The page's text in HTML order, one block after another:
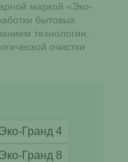
маркой «Эко-
бытовых
технологии,
очистки
Эко-Гранд 4
Эко-Гранд 8